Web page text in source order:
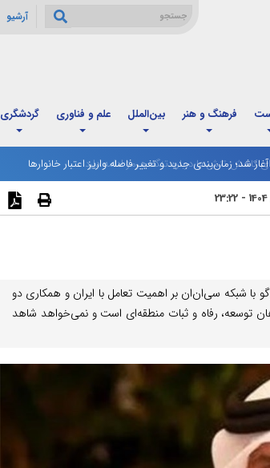
آرشیو
فرهنگ و هنر بین‌الملل علم و فناوری گردشگری
شد؛ زمان‌بندی جدید و تغییر فاصله واریز اعتبار خانوارها
شبکه سی‌ان‌ان بر اهمیت تعامل با ایران و همکاری دو
توسعه، رفاه و ثبات منطقه‌ای است و نمی‌خواهد شاهد